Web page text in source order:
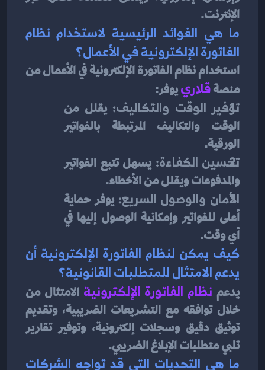
الإنترنت.
الفاتورة الإلكترونية في الأعمال؟
منصة قلاري يوفر:
توفير الوقت والتكاليف:
الوقت والتكاليف المرتبطة بالفواتير
الورقية.
تحسين الكفاءة: يسهل تتبع الفواتير
والمدفوعات ويقلل من الأخطاء.
الأمان والوصول السريع: يوفر حماية
أي وقت.
يدعم الامتثال للمتطلبات القانونية؟
يدعم نظام الفاتورة الإلكترونية
توثيق دقيق وسجلات إلكترونية، وتوفير تقارير
تلبي متطلبات الإبلاغ الضريبي.